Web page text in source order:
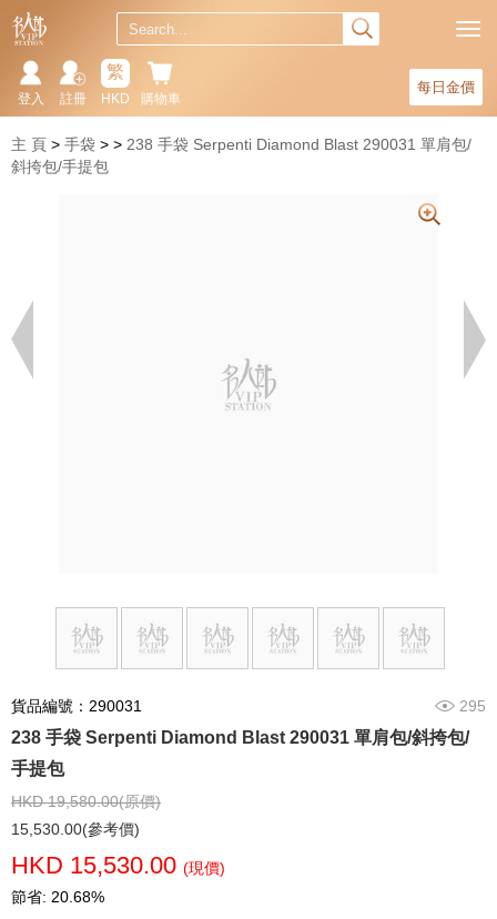
每日金價
購物車
繁
HKD
註冊
登入
主 頁 手袋
238 手袋 Serpenti Diamond Blast 290031 單肩包/
斜挎包/手提包
貨品編號：290031 295
238 手袋 Serpenti Diamond Blast 290031 單肩包/斜挎包/
手提包
HKD 19,580.00(原價)
15,530.00(參考價)
HKD 15,530.00 (現價)
節省: 20.68%